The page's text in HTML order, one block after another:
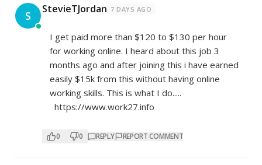
S StevieTJordan 7 DAYS AGO
I get paid more than $120 to $130 per hour
for working online. I heard about this job 3
months ago and after joining this i have earned
easily $15k from this without having online
working skills. This is what I do.....
https://www.work27.info
0 0 REPLY REPORT COMMENT